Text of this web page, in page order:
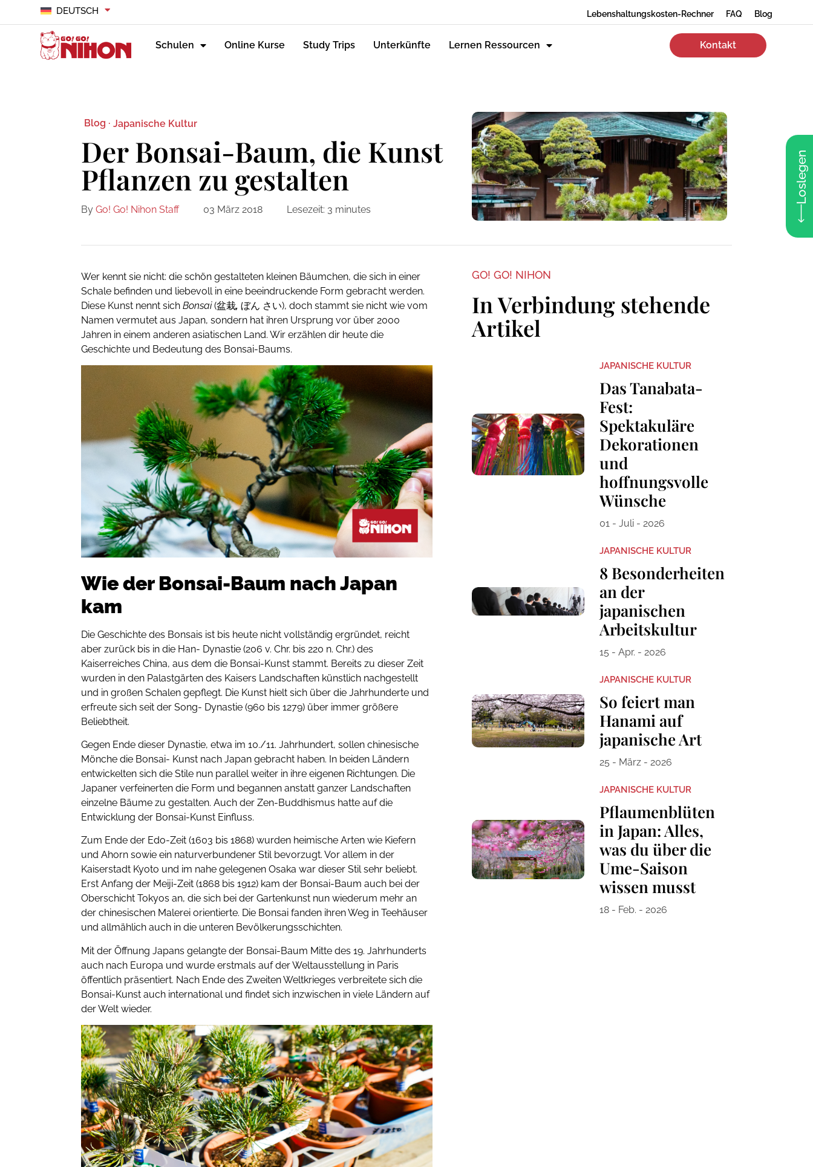
DEUTSCH Lebenshaltungskosten-Rechner FAQ Blog
Schulen Online Kurse Study Trips Unterkünfte Lernen Ressourcen Kontakt
Loslegen
Blog · Japanische Kultur
Der Bonsai-Baum, die Kunst
Pflanzen zu gestalten
By Go! Go! Nihon Staff 03 März 2018 Lesezeit: 3 minutes
Wer kennt sie nicht: die schön gestalteten kleinen Bäumchen, die sich in einer
Schale befinden und liebevoll in eine beeindruckende Form gebracht werden.
Diese Kunst nennt sichBonsai(盆栽,ぼん さい), doch stammt sie nicht wie vom
Namen vermutet aus Japan, sondern hat ihren Ursprung vor über 2000
Jahren in einem anderen asiatischen Land. Wir erzählen dir heute die
Geschichte und Bedeutung des Bonsai-Baums.
Wie der Bonsai-Baum nach Japan
kam
Die Geschichte des Bonsais ist bis heute nicht vollständig ergründet, reicht
aber zurück bis in die Han- Dynastie (206 v. Chr. bis 220 n. Chr.) des
Kaiserreiches China, aus dem die Bonsai-Kunst stammt. Bereits zu dieser Zeit
wurden in den Palastgärten des Kaisers Landschaften künstlich nachgestellt
und in großen Schalen gepflegt. Die Kunst hielt sich über die Jahrhunderte und
erfreute sich seit der Song- Dynastie (960 bis 1279) über immer größere
Beliebtheit.
Gegen Ende dieser Dynastie, etwa im 10./11. Jahrhundert, sollen chinesische
Mönche die Bonsai- Kunst nach Japan gebracht haben. In beiden Ländern
entwickelten sich die Stile nun parallel weiter in ihre eigenen Richtungen. Die
Japaner verfeinerten die Form und begannen anstatt ganzer Landschaften
einzelne Bäume zu gestalten. Auch der Zen-Buddhismus hatte auf die
Entwicklung der Bonsai-Kunst Einfluss.
Zum Ende der Edo-Zeit (1603 bis 1868) wurden heimische Arten wie Kiefern
und Ahorn sowie ein naturverbundener Stil bevorzugt. Vor allem in der
Kaiserstadt Kyoto und im nahe gelegenen Osaka war dieser Stil sehr beliebt.
Erst Anfang der Meiji-Zeit (1868 bis 1912) kam der Bonsai-Baum auch bei der
Oberschicht Tokyos an, die sich bei der Gartenkunst nun wiederum mehr an
der chinesischen Malerei orientierte. Die Bonsai fanden ihren Weg in Teehäuser
und allmählich auch in die unteren Bevölkerungsschichten.
Mit der Öffnung Japans gelangte der Bonsai-Baum Mitte des 19. Jahrhunderts
auch nach Europa und wurde erstmals auf der Weltausstellung in Paris
öffentlich präsentiert. Nach Ende des Zweiten Weltkrieges verbreitete sich die
Bonsai-Kunst auch international und findet sich inzwischen in viele Ländern auf
der Welt wieder.
GO! GO! NIHON
In Verbindung stehende
Artikel
JAPANISCHE KULTUR
Das Tanabata-
Fest:
Spektakuläre
Dekorationen
und
hoffnungsvolle
Wünsche
01 - Juli - 2026
JAPANISCHE KULTUR
8 Besonderheiten
an der
japanischen
Arbeitskultur
15 - Apr. - 2026
JAPANISCHE KULTUR
So feiert man
Hanami auf
japanische Art
25 - März - 2026
JAPANISCHE KULTUR
Pflaumenblüten
in Japan: Alles,
was du über die
Ume-Saison
wissen musst
18 - Feb. - 2026